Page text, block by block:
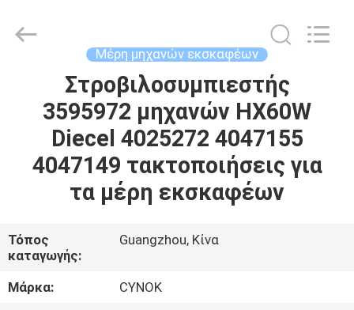
ΠΡΟΪΌΝΤΑ
ΠΕΡΊΠΟΥ
ΓΎΡΟΣ
ΕΡΓΟΣΤΑΣΊΩΝ
Trade
Μέρη μηχανών εκσκαφέων
Στροβιλοσυμπιεστής
3595972 μηχανών HX60W
Diecel 4025272 4047155
4047149 τακτοποιήσεις για
τα μέρη εκσκαφέων
Τόπος
καταγωγής:
Guangzhou, Κίνα
Μάρκα:
CYNOK